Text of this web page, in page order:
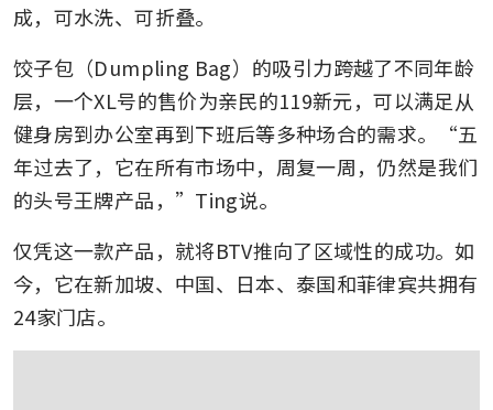
成，可水洗、可折叠。
饺子包（Dumpling Bag）的吸引力跨越了不同年龄
层，一个XL号的售价为亲民的119新元，可以满足从
健身房到办公室再到下班后等多种场合的需求。“五
年过去了，它在所有市场中，周复一周，仍然是我们
的头号王牌产品，”Ting说。
仅凭这一款产品，就将BTV推向了区域性的成功。如
今，它在新加坡、中国、日本、泰国和菲律宾共拥有
24家门店。